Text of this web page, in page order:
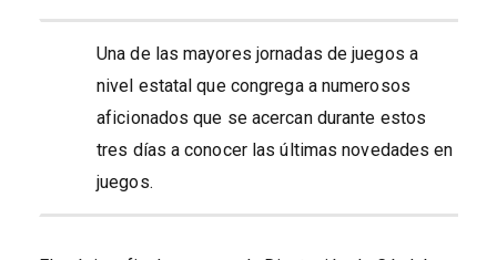
Una de las mayores jornadas de juegos a
nivel estatal que congrega a numerosos
aficionados que se acercan durante estos
tres días a conocer las últimas novedades en
juegos.